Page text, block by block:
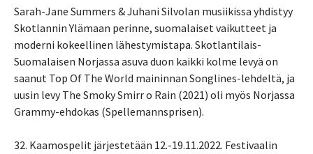
Sarah-Jane Summers & Juhani Silvolan musiikissa yhdistyy
Skotlannin Ylämaan perinne, suomalaiset vaikutteet ja
moderni kokeellinen lähestymistapa. Skotlantilais-
Suomalaisen Norjassa asuva duon kaikki kolme levyä on
saanut Top Of The World maininnan Songlines-lehdeltä, ja
uusin levy The Smoky Smirr o Rain (2021) oli myös Norjassa
Grammy-ehdokas (Spellemannsprisen).
32. Kaamospelit järjestetään 12.-19.11.2022. Festivaalin